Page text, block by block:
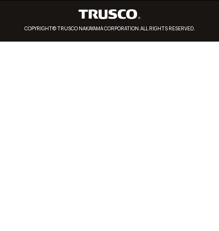
COPYRIGHT© TRUSCO NAKAYAMA CORPORATION.ALL RIGHTS RESERVED.